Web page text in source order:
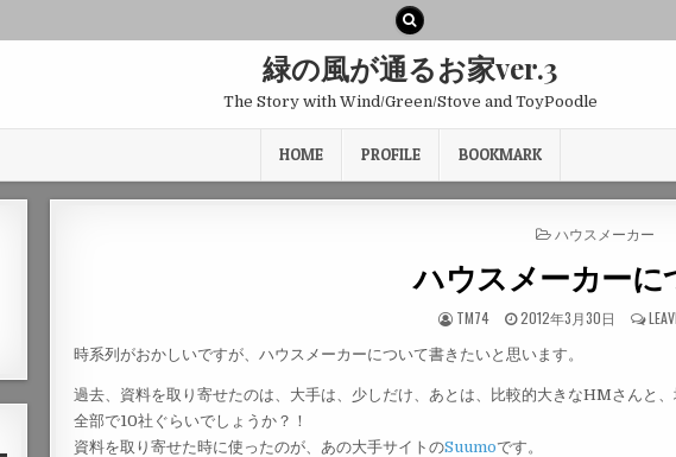
緑の風が通るお家ver.3
The Story with Wind/Green/Stove and ToyPoodle
HOME PROFILE BOOKMARK
POSTED
ハウスメーカー
ハウスメーカーに
TM74 2012年3月30日
時系列がおかしいですが、ハウスメーカーについて書きたいと思います。
過去、資料を取り寄せたのは、大手は、少しだけ、あとは、比較的大きなHMさんと
全部で10社ぐらいでしょうか？！
資料を取り寄せた時に使ったのが、あの大手サイトのSuumoです。